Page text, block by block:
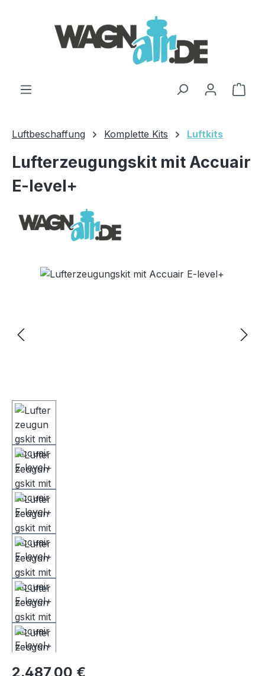
Luftbeschaffung Komplette Kits Luftkits
Lufterzeugungskit mit Accuair
E-level+
Bildergalerie überspringen
Regulärer Preis:
2.487,00 €